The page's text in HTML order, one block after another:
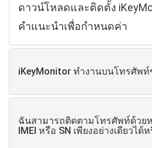
ดาวน์โหลดและติดตั้ง
คำแนะนำเพื่อกำหนดค่า
iKeyMonitor ทำงานบนโทรศัพ
ฉันสามารถติดตามโทรศัพท์ด้วย
IMEI หรือ SN เพียงอย่างเดียวได้